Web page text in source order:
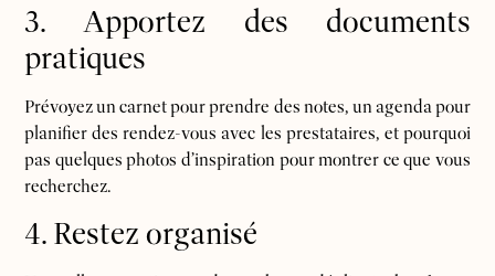
3. Apportez des documents
pratiques
Prévoyez un carnet pour prendre des notes, un agenda pour
planifier des rendez-vous avec les prestataires, et pourquoi
pas quelques photos d’inspiration pour montrer ce que vous
recherchez.
4. Restez organisé